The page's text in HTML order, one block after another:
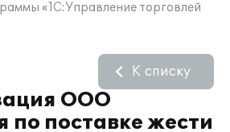
«1С:Управление торговлей
ООО
по поставке жести
К списку